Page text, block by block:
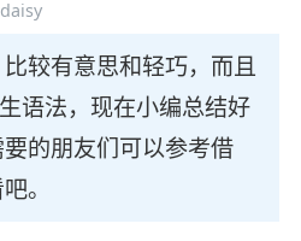
较有意思和轻巧，而且
语法，现在小编总结好
的朋友们可以参考借
。